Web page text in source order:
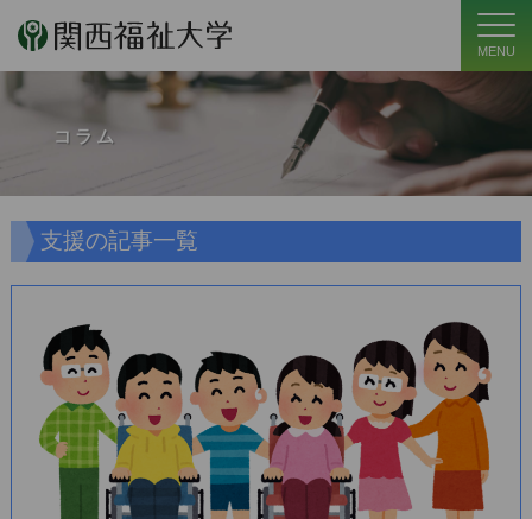
MENU
コラム
支援の記事一覧